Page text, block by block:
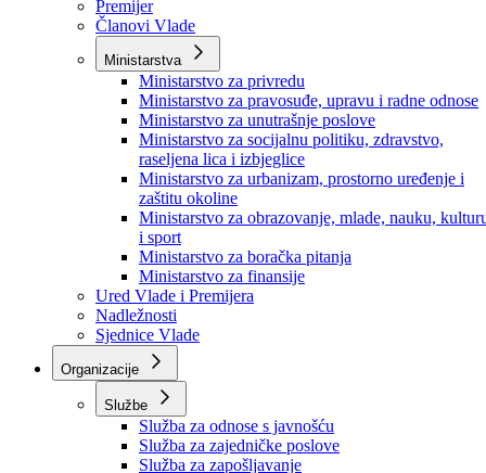
Vlada
Vlada BPK Goražde
Premijer
Članovi Vlade
Ministarstva
Ministarstvo za privredu
Ministarstvo za pravosuđe, upravu i radne odnose
Ministarstvo za unutrašnje poslove
Ministarstvo za socijalnu politiku, zdravstvo,
raseljena lica i izbjeglice
Ministarstvo za urbanizam, prostorno uređenje i
zaštitu okoline
Ministarstvo za obrazovanje, mlade, nauku,
i sport
Ministarstvo za boračka pitanja
Ministarstvo za finansije
Ured Vlade i Premijera
Nadležnosti
Sjednice Vlade
Organizacije
Službe